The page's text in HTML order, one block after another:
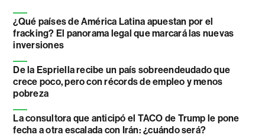
¿Qué países de América Latina apuestan por el
fracking? El panorama legal que marcará las nuevas
inversiones
De la Espriella recibe un país sobreendeudado que
crece poco, pero con récords de empleo y menos
pobreza
La consultora que anticipó el TACO de Trump le pone
fecha a otra escalada con Irán: ¿cuándo será?